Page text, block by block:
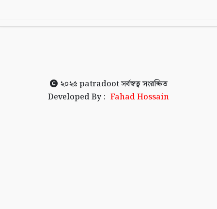
২০২৫ patradootসর্বস্বত্ব সংরক্ষিত
Developed By : Fahad Hossain